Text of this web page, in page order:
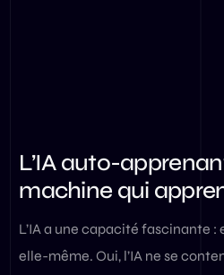
L’IA auto-
machine qui
L’IA a une capacité fascinante
elle-même. Oui, l’IA ne se